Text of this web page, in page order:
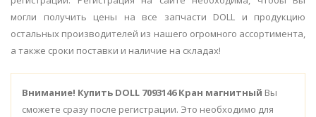
могли получить цены на все запчасти DOLL и продукцию
остальных производителей из нашего огромного ассортимента,
а также сроки поставки и наличие на складах!
Внимание! Купить DOLL 7093146 Кран магнитный Вы
сможете сразу после регистрации. Это необходимо для